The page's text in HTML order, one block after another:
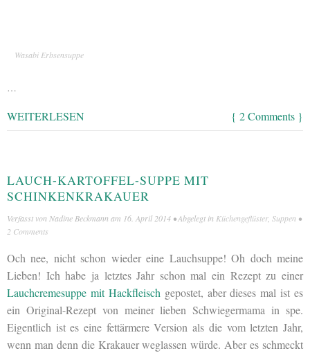
Wasabi Erbsensuppe
…
WEITERLESEN { 2 Comments }
LAUCH-KARTOFFEL-SUPPE MIT
SCHINKENKRAKAUER
Verfasst von Nadine Beckmann am 16. April 2014 • Abgelegt in Küchengeflüster, Suppen •
2 Comments
Och nee, nicht schon wieder eine Lauchsuppe! Oh doch meine
Lieben! Ich habe ja letztes Jahr schon mal ein Rezept zu einer
Lauchcremesuppe mit Hackfleisch gepostet, aber dieses mal ist es
ein Original-Rezept von meiner lieben Schwiegermama in spe.
Eigentlich ist es eine fettärmere Version als die vom letzten Jahr,
wenn man denn die Krakauer weglassen würde. Aber es schmeckt